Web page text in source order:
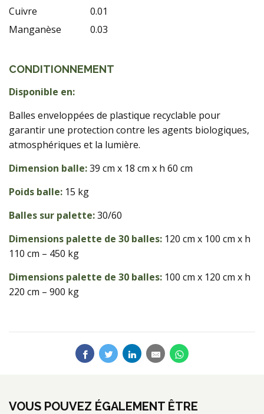
Cuivre
0.01
Manganèse
0.03
CONDITIONNEMENT
Disponible en:
Balles enveloppées de plastique recyclable pour
garantir une protection contre les agents biologiques,
atmosphériques et la lumière.
Dimension balle:39 cm x 18 cm x h 60 cm
Poids balle: 15 kg
Balles sur palette:30/60
Dimensions palette de 30 balles: 120 cm x 100 cm x h
110 cm – 450 kg
Dimensions palette de 30 balles: 100 cm x 120 cm x h
220 cm – 900 kg
VOUS POUVEZ ÉGALEMENT ÊTRE